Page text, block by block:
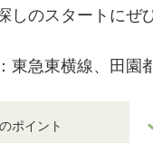
しのスタートにぜ
東急東横線、田
ポイント